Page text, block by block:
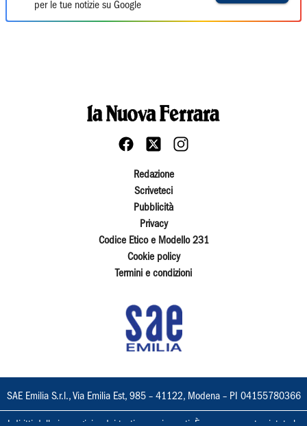
per le tue notizie su Google
Redazione
Scriveteci
Pubblicità
Privacy
Codice Etico e Modello 231
Cookie policy
Termini e condizioni
SAE Emilia S.r.l., Via Emilia Est, 985 – 41122, Modena – PI 04155780366